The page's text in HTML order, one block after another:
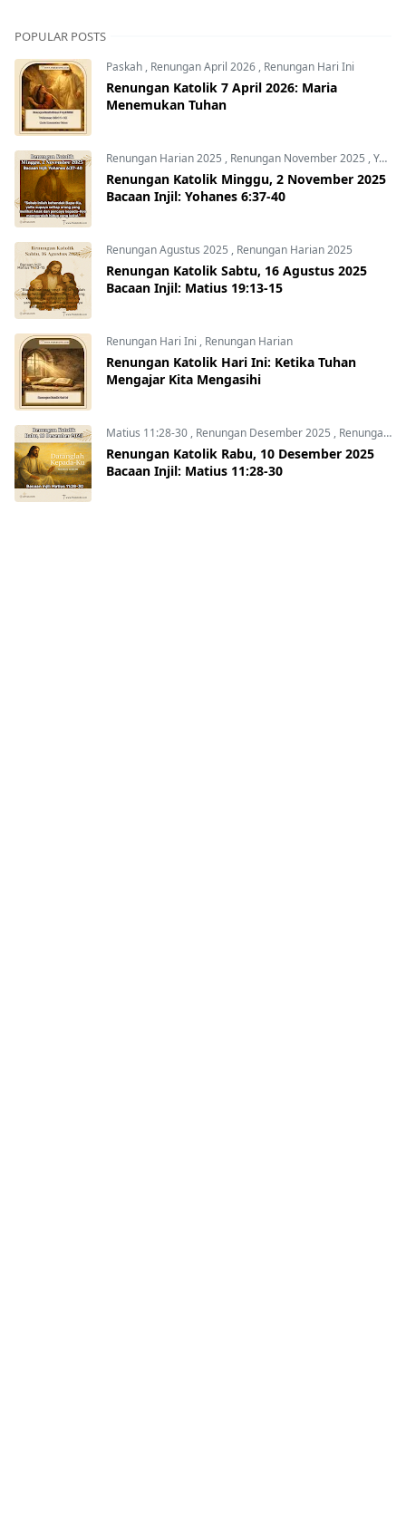
POPULAR POSTS
Paskah , Renungan April 2026 , Renungan Hari Ini
Renungan Katolik 7 April 2026: Maria
Menemukan Tuhan
Renungan Harian 2025 , Renungan November 2025 ,Yohanes 6:37-40
Renungan Katolik Minggu, 2 November 2025
Bacaan Injil: Yohanes 6:37-40
Renungan Agustus 2025 , Renungan Harian 2025
Renungan Katolik Sabtu, 16 Agustus 2025
Bacaan Injil: Matius 19:13-15
Renungan Hari Ini , Renungan Harian
Renungan Katolik Hari Ini: Ketika Tuhan
Mengajar Kita Mengasihi
Matius 11:28-30 , Renungan Desember 2025 , Renungan Harian 2025
Renungan Katolik Rabu, 10 Desember 2025
Bacaan Injil: Matius 11:28-30